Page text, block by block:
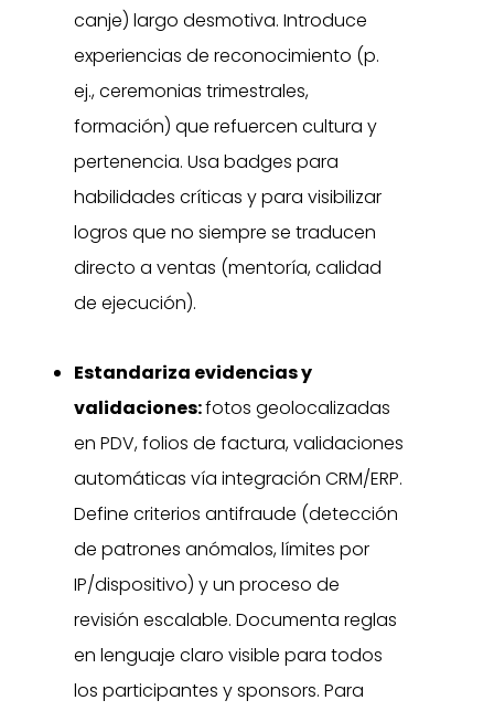
canje) largo desmotiva. Introduce
experiencias de reconocimiento (p.
ej., ceremonias trimestrales,
formación) que refuercen cultura y
pertenencia. Usa badges para
habilidades críticas y para visibilizar
logros que no siempre se traducen
directo a ventas (mentoría, calidad
de ejecución).
Estandariza evidencias y
validaciones:fotos geolocalizadas
en PDV, folios de factura, validaciones
automáticas vía integración CRM/ERP.
Define criterios antifraude (detección
de patrones anómalos, límites por
IP/dispositivo) y un proceso de
revisión escalable. Documenta reglas
en lenguaje claro visible para todos
los participantes y sponsors. Para